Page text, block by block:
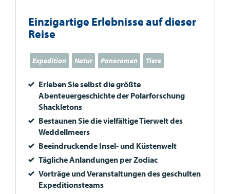
Einzigartige Erlebnisse auf dieser
Reise
Expedition Natur Panoramen Tiere
Erleben Sie selbst die größte
Abenteuergeschichte der Polarforschung
Shackletons
Bestaunen Sie die vielfältige Tierwelt des
Weddellmeers
Beeindruckende Insel- und Küstenwelt
Tägliche Anlandungen per Zodiac
Vorträge und Veranstaltungen des geschulten
Expeditionsteams